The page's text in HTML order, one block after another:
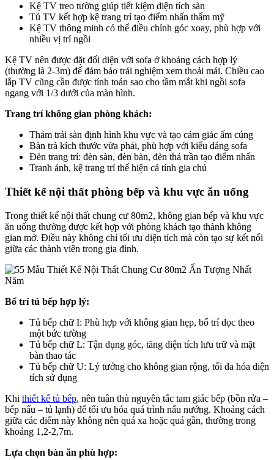
Kệ TV treo tường giúp tiết kiệm diện tích sàn
Tủ TV kết hợp kệ trang trí tạo điểm nhấn thẩm mỹ
Kệ TV thông minh có thể điều chỉnh góc xoay, phù hợp với
nhiều vị trí ngồi
Kệ TV nên được đặt đối diện với sofa ở khoảng cách hợp lý
(thường là 2-3m) để đảm bảo trải nghiệm xem thoải mái. Chiều cao
lắp TV cũng cần được tính toán sao cho tầm mắt khi ngồi sofa
ngang với 1/3 dưới của màn hình.
Trang trí không gian phòng khách:
Thảm trải sàn định hình khu vực và tạo cảm giác ấm cúng
Bàn trà kích thước vừa phải, phù hợp với kiểu dáng sofa
Đèn trang trí: đèn sàn, đèn bàn, đèn thả trần tạo điểm nhấn
Tranh ảnh, kệ trang trí thể hiện cá tính gia chủ
Thiết kế nội thất phòng bếp và khu vực ăn uống
Trong thiết kế nội thất chung cư 80m2, không gian bếp và khu vực
ăn uống thường được kết hợp với phòng khách tạo thành không
gian mở. Điều này không chỉ tối ưu diện tích mà còn tạo sự kết nối
giữa các thành viên trong gia đình.
Bố trí tủ bếp hợp lý:
Tủ bếp chữ I: Phù hợp với không gian hẹp, bố trí dọc theo
một bức tường
Tủ bếp chữ L: Tận dụng góc, tăng diện tích lưu trữ và mặt
bàn thao tác
Tủ bếp chữ U: Lý tưởng cho không gian rộng, tối đa hóa diện
tích sử dụng
Khi thiết kế tủ bếp, nên tuân thủ nguyên tắc tam giác bếp (bồn rửa –
bếp nấu – tủ lạnh) để tối ưu hóa quá trình nấu nướng. Khoảng cách
giữa các điểm này không nên quá xa hoặc quá gần, thường trong
khoảng 1,2-2,7m.
Lựa chọn bàn ăn phù hợp: